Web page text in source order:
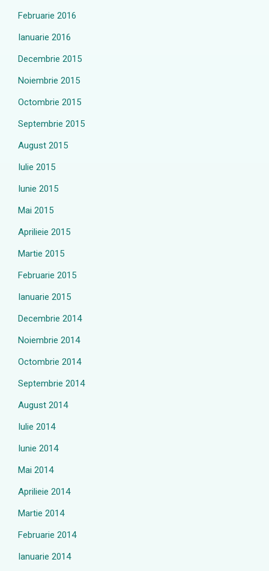
Februarie 2016
Ianuarie 2016
Decembrie 2015
Noiembrie 2015
Octombrie 2015
Septembrie 2015
August 2015
Iulie 2015
Iunie 2015
Mai 2015
Aprilieie 2015
Martie 2015
Februarie 2015
Ianuarie 2015
Decembrie 2014
Noiembrie 2014
Octombrie 2014
Septembrie 2014
August 2014
Iulie 2014
Iunie 2014
Mai 2014
Aprilieie 2014
Martie 2014
Februarie 2014
Ianuarie 2014